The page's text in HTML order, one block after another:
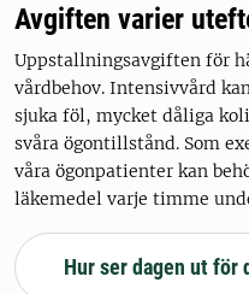
Avgiften varier
Uppstallningsavgiften för
vårdbehov. Intensivvård
sjuka föl, mycket dåliga
svåra ögontillstånd. Som
våra ögonpatienter kan
läkemedel varje timme
Hur ser dagen ut för